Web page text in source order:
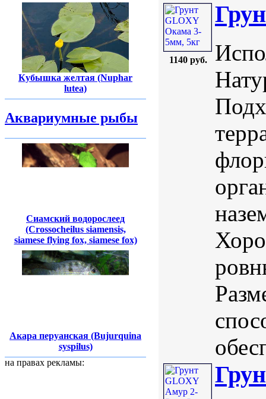
Кубышка желтая (Nuphar
lutea)
Аквариумные рыбы
Сиамский водорослеед
(Crossocheilus siamensis,
siamese flying fox, siamese fox)
Акара перуанская (Bujurquina
syspilus)
на правах рекламы:
1140 руб.